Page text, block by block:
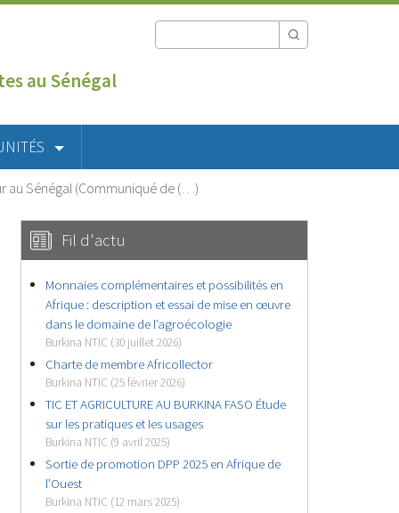
au Sénégal
au Sénégal (Communiqué de (…)
Fil d'actu
Monnaies complémentaires et possibilités en
Afrique : description et essai de mise en œuvre
dans le domaine de l’agroécologie
Burkina NTIC (30 juillet 2026)
Charte de membre Africollector
Burkina NTIC (25 février 2026)
TIC ET AGRICULTURE AU BURKINA FASO Étude
sur les pratiques et les usages
Burkina NTIC (9 avril 2025)
Sortie de promotion DPP 2025 en Afrique de
l’Ouest
Burkina NTIC (12 mars 2025)